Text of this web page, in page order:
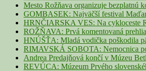
Mesto Rožňava organizuje bezplatnú
GOMBASEK: Najväčší festival
HRNČIARSKA VES: Na cykloceste
ROŽŇAVA: Prvá komentovaná
HNÚŠŤA: Mladá vodička poškodila
RIMAVSKÁ SOBOTA: Nemocnica
Andrea Predajňová končí v Múzeu
REVÚCA: Múzeum Prvého